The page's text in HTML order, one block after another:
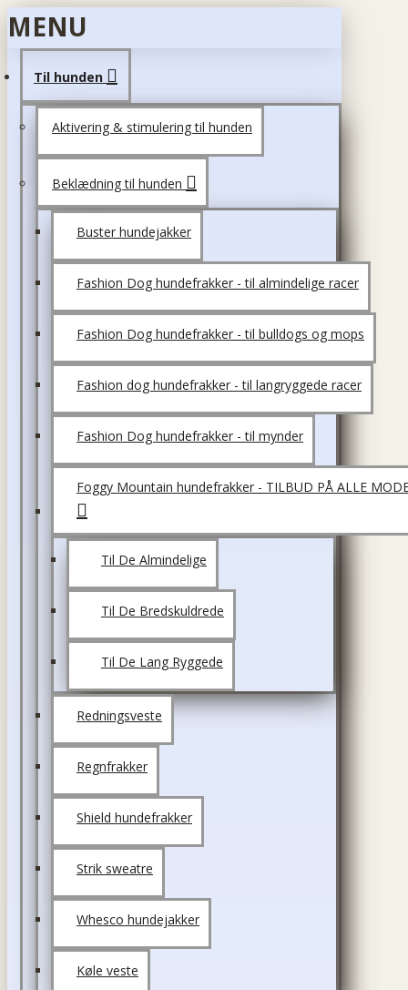
MENU
Til hunden
Aktivering & stimulering til hunden
Beklædning til hunden
Buster hundejakker
Fashion Dog hundefrakker - til almindelige racer
Fashion Dog hundefrakker - til bulldogs og mops
Fashion dog hundefrakker - til langryggede racer
Fashion Dog hundefrakker - til mynder
Foggy Mountain hundefrakker - TILBUD PÅ ALLE
Til De Almindelige
Til De Bredskuldrede
Til De Lang Ryggede
Redningsveste
Regnfrakker
Shield hundefrakker
Strik sweatre
Whesco hundejakker
Køle veste